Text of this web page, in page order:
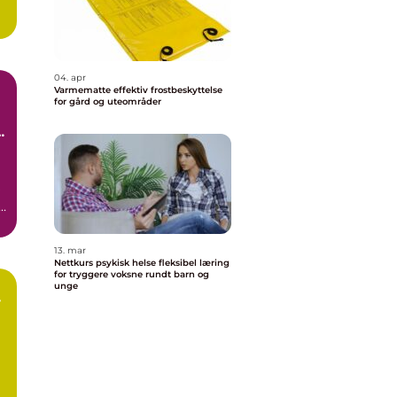
04. apr
Varmematte effektiv frostbeskyttelse
for gård og uteområder
13. mar
Nettkurs psykisk helse fleksibel læring
for tryggere voksne rundt barn og
unge